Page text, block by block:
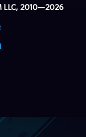
LLC, 2010—2026